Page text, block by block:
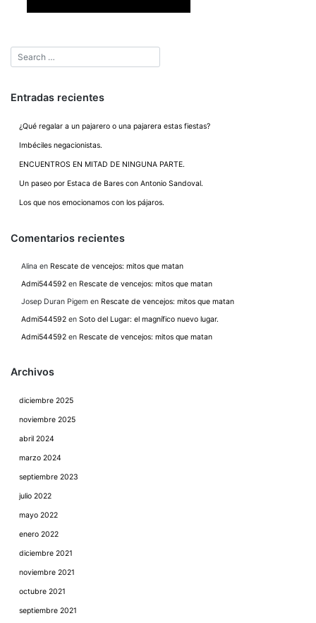
Entradas recientes
¿Qué regalar a un pajarero o una pajarera estas fiestas?
Imbéciles negacionistas.
ENCUENTROS EN MITAD DE NINGUNA PARTE.
Un paseo por Estaca de Bares con Antonio Sandoval.
Los que nos emocionamos con los pájaros.
Comentarios recientes
Alina en Rescate de vencejos: mitos que matan
Admi544592 en Rescate de vencejos: mitos que matan
Josep Duran Pigem en Rescate de vencejos: mitos que matan
Admi544592 en Soto del Lugar: el magnífico nuevo lugar.
Admi544592 en Rescate de vencejos: mitos que matan
Archivos
diciembre 2025
noviembre 2025
abril 2024
marzo 2024
septiembre 2023
julio 2022
mayo 2022
enero 2022
diciembre 2021
noviembre 2021
octubre 2021
septiembre 2021